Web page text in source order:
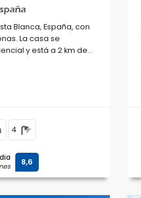
Blanca, España, con
La casa se
y está a 2 km de
4
8,6